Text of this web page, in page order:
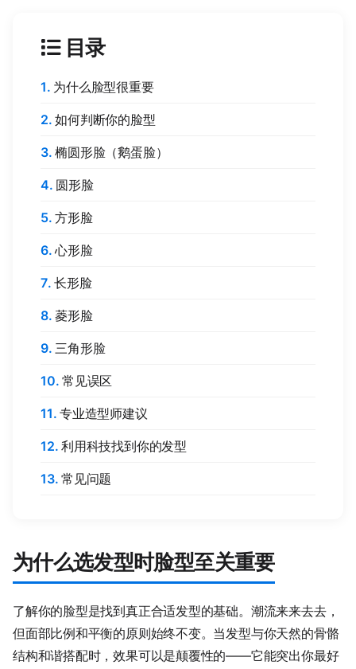
目录
为什么脸型很重要
如何判断你的脸型
椭圆形脸（鹅蛋脸）
圆形脸
方形脸
心形脸
长形脸
菱形脸
三角形脸
常见误区
专业造型师建议
利用科技找到你的发型
常见问题
为什么选发型时脸型至关重要
了解你的脸型是找到真正合适发型的基础。潮流来来去去，
但面部比例和平衡的原则始终不变。当发型与你天然的骨骼
结构和谐搭配时，效果可以是颠覆性的——它能突出你最好